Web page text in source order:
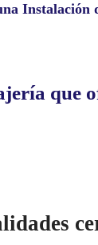
que